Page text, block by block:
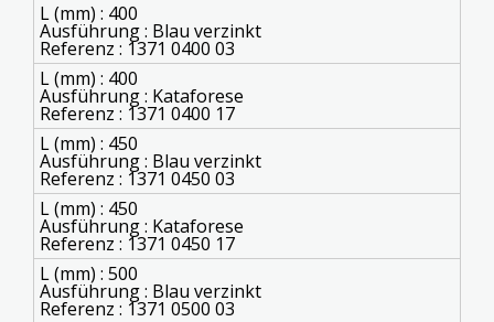
L (mm) : 400
Ausführung : Blau verzinkt
Referenz : 1371 0400 03
L (mm) : 400
Ausführung : Kataforese
Referenz : 1371 0400 17
L (mm) : 450
Ausführung : Blau verzinkt
Referenz : 1371 0450 03
L (mm) : 450
Ausführung : Kataforese
Referenz : 1371 0450 17
L (mm) : 500
Ausführung : Blau verzinkt
Referenz : 1371 0500 03